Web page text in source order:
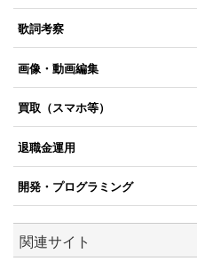
歌詞考察
画像・動画編集
買取（スマホ等）
退職金運用
開発・プログラミング
関連サイト